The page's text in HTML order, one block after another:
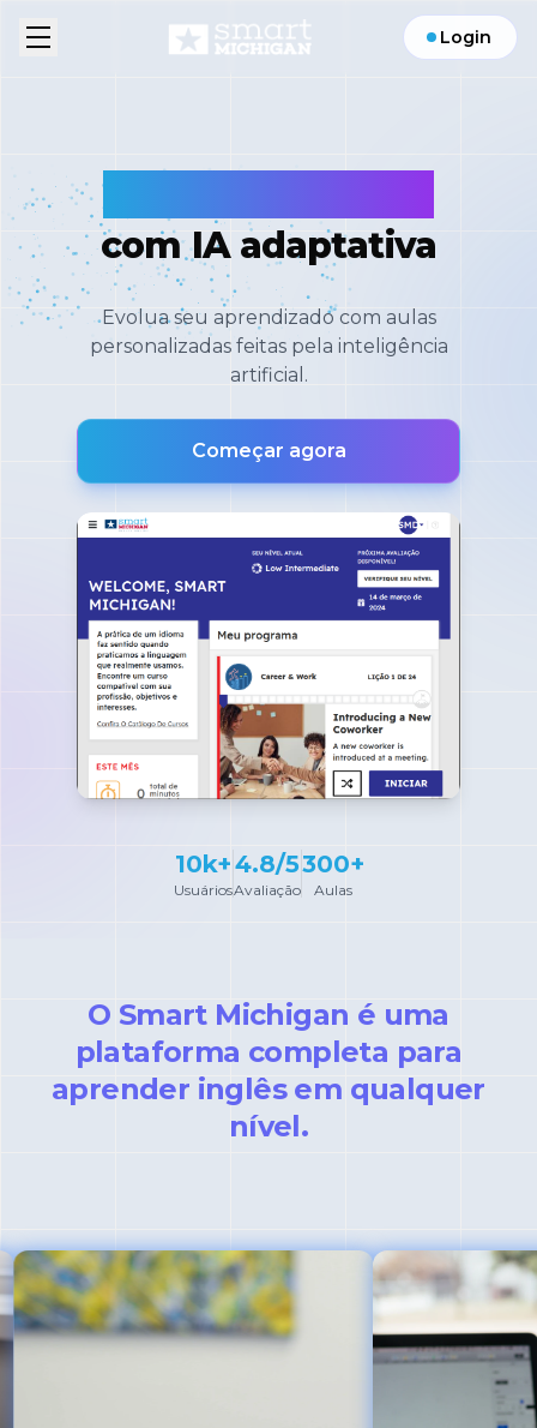
Login
Baixe
no
Android
Iphone
condições
com IA adaptativa
Evolua seu aprendizado com aulas
personalizadas feitas pela inteligência
artificial.
Começar agora
10k+
Usuários
4.8/5
Avaliação
300+
Aulas
O Smart Michigan é uma
plataforma completa para
aprender inglês em qualquer
nível.